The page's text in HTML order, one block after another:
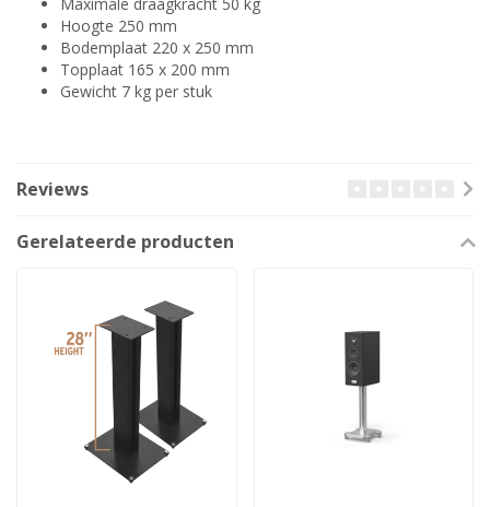
Hoogte 250 mm
Bodemplaat 220 x 250 mm
Topplaat 165 x 200 mm
Gewicht 7 kg per stuk
Reviews
Gerelateerde producten